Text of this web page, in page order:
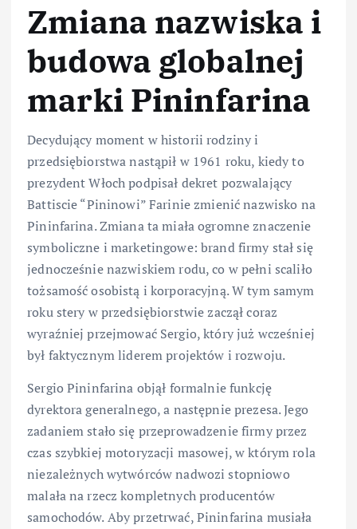
Zmiana nazwiska i
budowa globalnej
marki Pininfarina
Decydujący moment w historii rodziny i
przedsiębiorstwa nastąpił w 1961 roku, kiedy to
prezydent Włoch podpisał dekret pozwalający
Battiscie “Pininowi” Farinie zmienić nazwisko na
Pininfarina. Zmiana ta miała ogromne znaczenie
symboliczne i marketingowe: brand firmy stał się
jednocześnie nazwiskiem rodu, co w pełni scaliło
tożsamość osobistą i korporacyjną. W tym samym
roku stery w przedsiębiorstwie zaczął coraz
wyraźniej przejmować Sergio, który już wcześniej
był faktycznym liderem projektów i rozwoju.
Sergio Pininfarina objął formalnie funkcję
dyrektora generalnego, a następnie prezesa. Jego
zadaniem stało się przeprowadzenie firmy przez
czas szybkiej motoryzacji masowej, w którym rola
niezależnych wytwórców nadwozi stopniowo
malała na rzecz kompletnych producentów
samochodów. Aby przetrwać, Pininfarina musiała